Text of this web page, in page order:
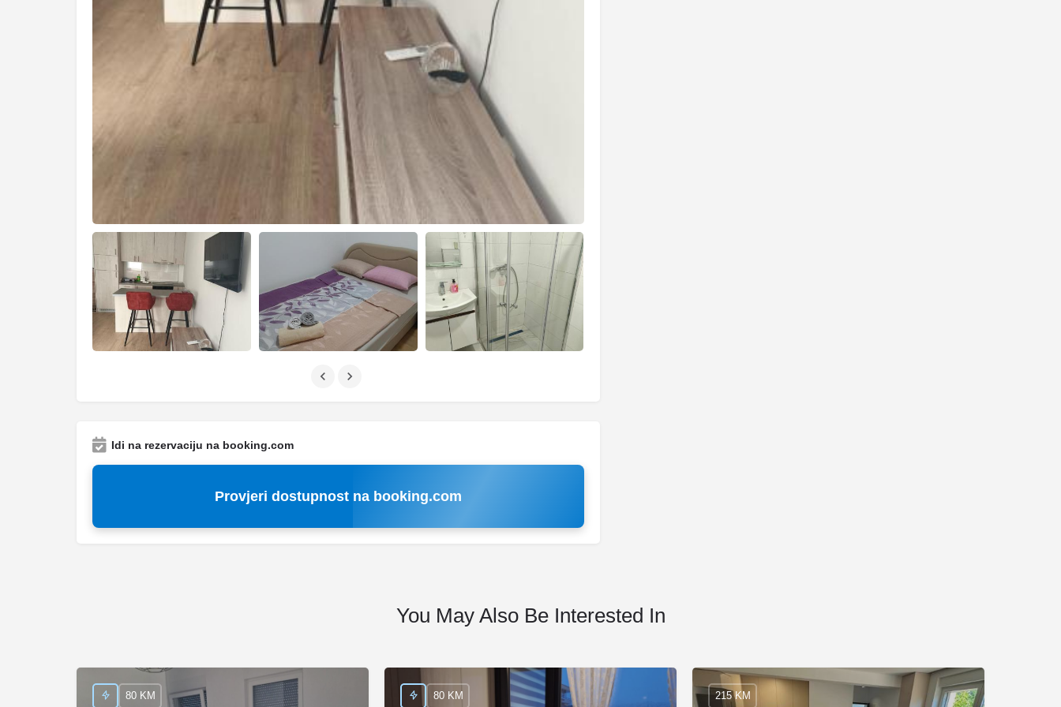
Idi na rezervaciju na booking.com
Provjeri dostupnost na booking.com
You May Also Be Interested In
80 KM 80 KM 215 KM